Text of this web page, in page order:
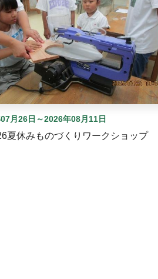
月26日～2026年08月11日
夏休みものづくりワークショップ